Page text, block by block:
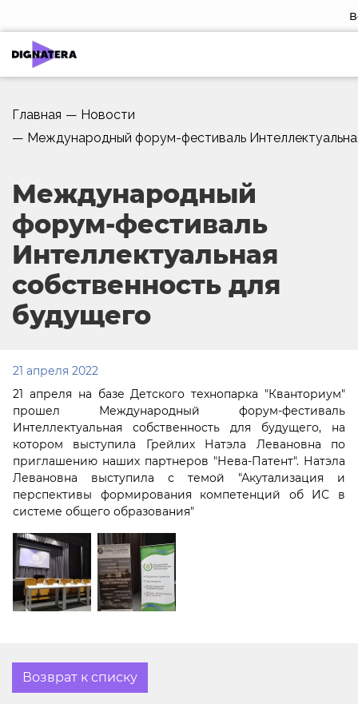
Главная — Новости
— Международный форум-фестиваль
Международный
форум-фестиваль
Интеллектуальная
собственность для
будущего
21 апреля 2022
21 апреля на базе Детского технопарка "Кванториум"
прошел Международный форум-фестиваль
Интеллектуальная собственность для будущего, на
котором выступила Грейлих Натэла Левановна по
приглашению наших партнеров "Нева-Патент". Натэла
Левановна выступила с темой "Акутализация и
перспективы формирования компетенций об ИС в
системе общего образования"
Возврат к списку